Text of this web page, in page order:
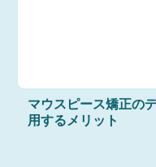
マウスピース矯正の
用するメリット